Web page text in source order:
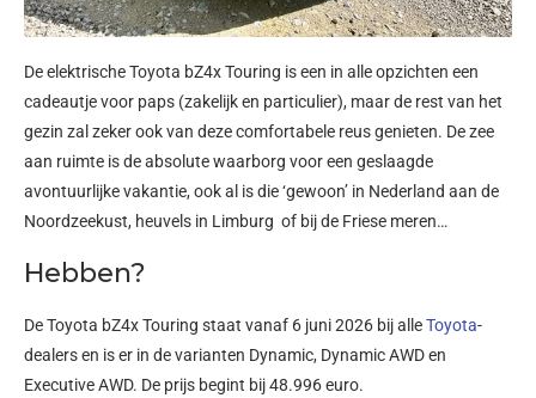
De elektrische Toyota bZ4x Touring is een in alle opzichten een
cadeautje voor paps (zakelijk en particulier), maar de rest van het
gezin zal zeker ook van deze comfortabele reus genieten. De zee
aan ruimte is de absolute waarborg voor een geslaagde
avontuurlijke vakantie, ook al is die ‘gewoon’ in Nederland aan de
Noordzeekust, heuvels in Limburg of bij de Friese meren…
Hebben?
De Toyota bZ4x Touring staat vanaf 6 juni 2026 bij alleToyota-
dealers en is er in de varianten Dynamic, Dynamic AWD en
Executive AWD. De prijs begint bij 48.996 euro.